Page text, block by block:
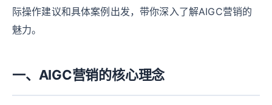
际操作建议和具体案例出发，带你深入了解AIGC营销的
魅力。
一、AIGC营销的核心理念